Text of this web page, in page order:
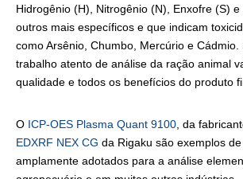
Hidrogênio (H), Nitrogênio (N), Enxofre (S)
outros mais específicos e que indicam
como Arsênio, Chumbo, Mercúrio e Cádmio.
trabalho atento de análise da ração animal
qualidade e todos os benefícios do produto
O ICP-OES Plasma Quant 9100 , da
EDXRF NEX CG da Rigaku são exemplos
amplamente adotados para a análise